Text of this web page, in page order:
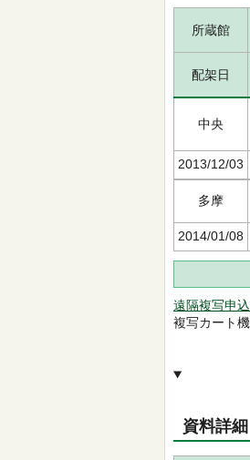
所蔵館
配架日
中央
2013/12/03
多摩
2014/01/08
遠隔複写申
複写カート
資料詳細